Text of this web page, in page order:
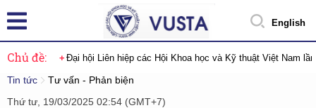
English
Chủ đề: Đại hội Liên hiệp các Hội Khoa học và Kỹ thuật Việt Nam
Tin tức
Tư vấn - Phản biện
Thứ tư, 19/03/2025 02:54 (GMT+7)